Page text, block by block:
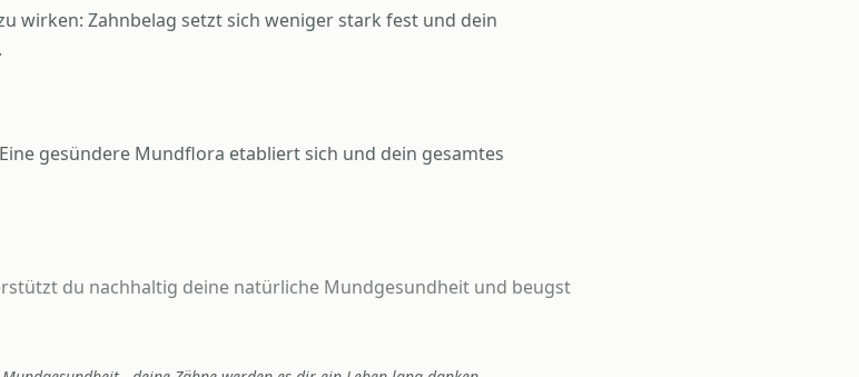
wirken: Zahnbelag setzt sich weniger stark fest und dein
gesündere Mundflora etabliert sich und dein gesamtes
du nachhaltig deine natürliche Mundgesundheit und beugst